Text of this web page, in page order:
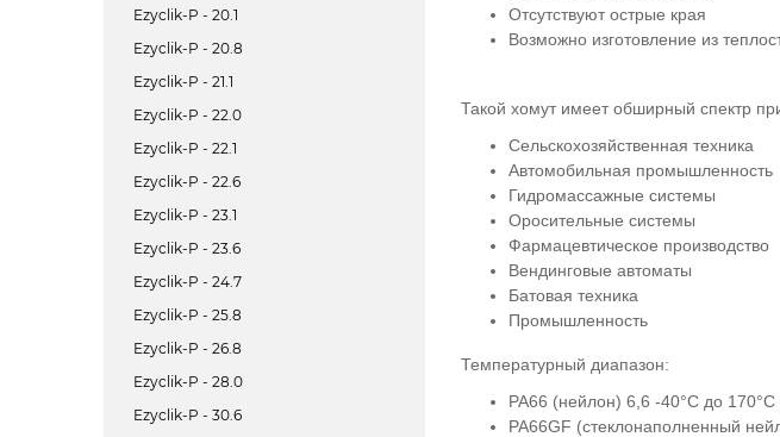
Ezyclik-P - 20.1
Ezyclik-P - 20.8
Ezyclik-P - 21.1
Ezyclik-P - 22.0
Ezyclik-P - 22.1
Ezyclik-P - 22.6
Ezyclik-P - 23.1
Ezyclik-P - 23.6
Ezyclik-P - 24.7
Ezyclik-P - 25.8
Ezyclik-P - 26.8
Ezyclik-P - 28.0
Ezyclik-P - 30.6
Отсутствуют острые края
Возможно изготовление из
Такой хомут имеет обширный спектр
Сельскохозяйственная техника
Автомобильная промышленность
Гидромассажные системы
Оросительные системы
Фармацевтическое производство
Вендинговые автоматы
Батовая техника
Промышленность
Температурный диапазон:
PA66 (нейлон) 6,6 -40°C до
PA66GF (стеклонаполненный